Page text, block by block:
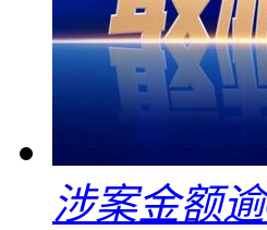
涉案金额